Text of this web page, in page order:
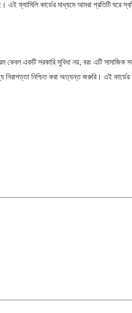
এই ফ্যামিলি কার্ডের মাধ্যমে আমরা প্রতিটি ঘরে
একটি সরকারি সুবিধা নয়, বরং এটি সামাজিক
নিরাপত্তা নিশ্চিত করা অত্যন্ত জরুরি। এই কার্ডের